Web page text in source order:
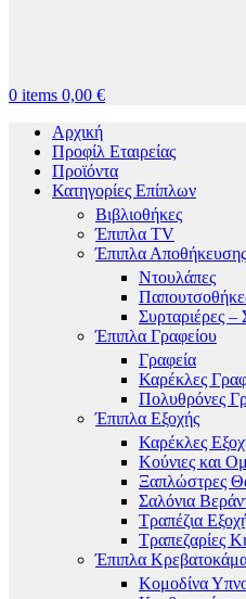
0 items 0,00 €
Αρχική
Προφίλ Εταιρείας
Προϊόντα
Κατηγορίες Επίπλων
Βιβλιοθήκες
Έπιπλα TV
Έπιπλα Αποθήκευσης
Ντουλάπες
Συρταριέρες –
Έπιπλα Γραφείου
Γραφεία
Καρέκλες
Πολυθρόνες
Έπιπλα Εξοχής
Καρέκλες
Κούνιες και
Ξαπλώστρες
Σαλόνια
Τραπέζια
Τραπεζαρίες
Έπιπλα
Κομοδίνα